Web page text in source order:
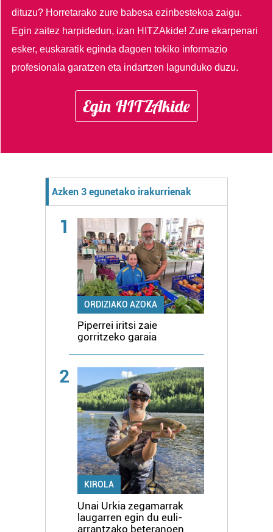
dituzu? Horretarako zure babesa ezinbestekoa zaigu.
Egin zaitez harpidedun, izan HITZAkide!Zure ekarpenari
esker, euskaratik eginda dagoen tokiko informazio
profesionala garatzen eta indartzen lagunduko duzu.
Egin HITZAkide
Azken 3 egunetako irakurrienak
1
ORDIZIAKO AZOKA
Piperrei iritsi zaie
gorritzeko garaia
2
KIROLA
Unai Urkia zegamarrak
laugarren egin du euli-
arrantzako beteranoen